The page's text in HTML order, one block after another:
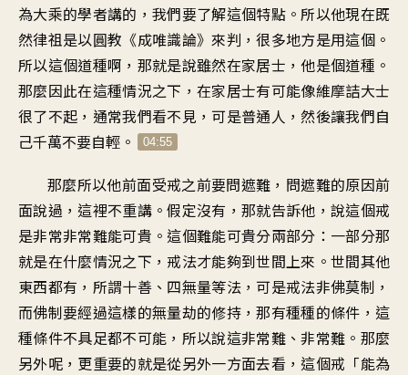
為大乘的學者講的，我們要了解這個特點。所以他現在既
然律祖是以圓教《成唯識論》來判，很多地方是用這個。
所以這個道種啊，那就是說雖然在家居士，他是個道種。
那麼因此在這種情況之下，在家居士有可能像維摩詰大士
很了不起，通常我們看不見，可是普通人，然後讓我們自
己千萬不要自輕。
04:55
那麼所以他前面受戒之前要問遮難，問遮難的原因前
面說過，這裡不重講。假定沒有，那就告訴他，說這個戒
是非常非常難能可貴。這個難能可貴分兩部分：一部分那
就是在什麼情況之下，戒法才能夠到世間上來。世間其他
東西都有，所謂十善、四無量等法，可是戒法非佛莫制，
而佛制要經過這樣的無量劫的修持，那有種種的條件，這
種條件不具足都不可能，所以說這非常難、非常難。那麼
另外呢，更重要的就是從另外一方面去看，這個戒「能為